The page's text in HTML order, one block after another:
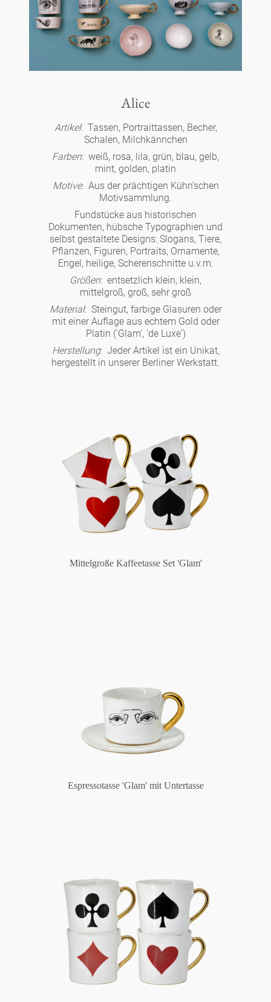
Tassen 'Glam' weiß
Tassen - weiß
Tassen 'de Luxe'
Becher
Becher 'de Luxe'
Schalen
Milchkännchen
Porzellan
Ozean
Panthéon
Persönlichkeiten
Schauspieler
Künstler
Mode
Koch
Königlich
Humor
klassische Musiker
zeitgenössische Musiker
Espressotassen 'Glam'
Souvenir
Ovale Teller - bunt
Lange Teller - bunt
Lange Teller - weiß
Tiefe Teller - bunt
Tiefe Teller 'de Luxe'
Runde Teller - bunt
Runde Teller - weiß
Ovale Teller - weiß
Ovale Teller 'de Luxe'
Lange Teller 'de Luxe'
Berlin
Tassen
Teller
zum Servieren
Aschenbecher
Noël
Slumberland
Kuchenteller
amuse gueule
Etagere
Teekanne
Karlos
Dosen
Kerzenständer
Vasen 'de Luxe'
Vasen
Fressnapf
Babylon
Weiß
Goldener Käfig
Korb 'de Luxe'
Schalen 'de Luxe'
Praktisch
Hände und Füße
Bad
Schnickschnack
Räucherstäbchenhalter
Unpraktisch
Spielen
Himmel
Besteck
Figuren
Alices Schachspiel 'de Luxe'
noch mehr Figuren
Händler
Alice
Artikel: Tassen, Portraittassen, Becher,
Schalen, Milchkännchen
Farben: weiß, rosa, lila, grün, blau, gelb,
mint, golden, platin
Motive: Aus der prächtigen Kühn’schen
Motivsammlung.
Fundstücke aus historischen
Dokumenten, hübsche Typographien und
selbst gestaltete Designs: Slogans, Tiere,
Pflanzen, Figuren, Portraits, Ornamente,
Engel, heilige, Scherenschnitte u.v.m.
Größen: entsetzlich klein, klein,
mittelgroß, groß, sehr groß
Material: Steingut, farbige Glasuren oder
mit einer Auflage aus echtem Gold oder
Platin ('Glam', 'de Luxe')
Herstellung: Jeder Artikel ist ein Unikat,
hergestellt in unserer Berliner Werkstatt.
Mittelgroße Kaffeetasse Set 'Glam'
Espressotasse 'Glam' mit Untertasse